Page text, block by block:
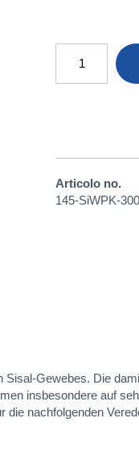
Articolo no.
145-SiWPK-300
Gewebes. Die
insbesondere auf
nachfolgenden